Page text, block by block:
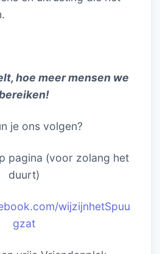
hoe meer mensen we
je ons volgen?
pagina (voor zolang het
duurt)
wijzijnhetSpuu
gzat